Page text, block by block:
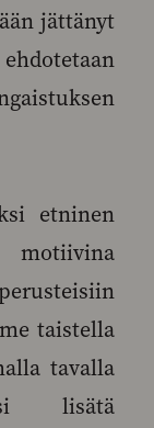
jättänyt
etninen
taistella
tavalla
lisätä